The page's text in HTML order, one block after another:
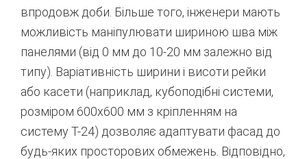
впродовж доби. Більше того, інженери мають
можливість маніпулювати шириною шва між
панелями (від 0 мм до 10-20 мм залежно від
типу). Варіативність ширини і висоти рейки
або касети (наприклад, кубоподібні системи,
розміром 600х600 мм з кріпленням на
систему Т-24) дозволяє адаптувати фасад до
будь-яких просторових обмежень. Відповідно,